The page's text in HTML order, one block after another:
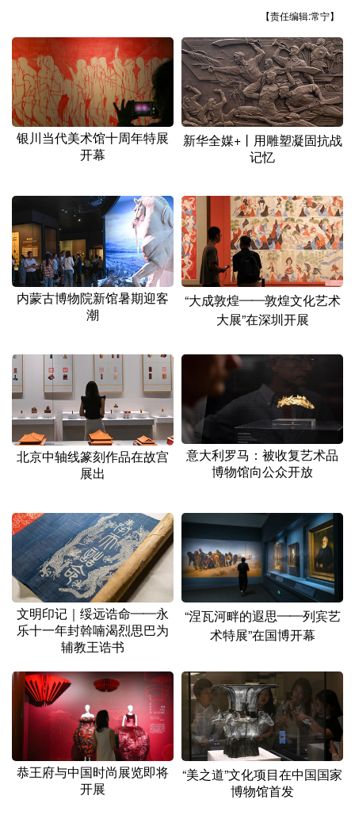
辽宁 吉林 上海 江苏
浙江 安徽 福建 江西
山东 河南 湖北 湖南
陕西 甘肃 青海 宁夏
新疆 内蒙古 黑龙江
English Español Français عربى
Русский язык 日本語
Deutsch Português
【责任编辑:常宁】
银川当代美术馆十周年特展
开幕
新华全媒+丨用雕塑凝固抗战
记忆
内蒙古博物院新馆暑期迎客
潮
“大成敦煌——敦煌文化艺术
大展”在深圳开展
北京中轴线篆刻作品在故宫
展出
意大利罗马：被收复艺术品
博物馆向公众开放
文明印记｜绥远诰命——永
乐十一年封斡喃渴烈思巴为
辅教王诰书
“涅瓦河畔的遐思——列宾艺
术特展”在国博开幕
恭王府与中国时尚展览即将
开展
“美之道”文化项目在中国国家
博物馆首发